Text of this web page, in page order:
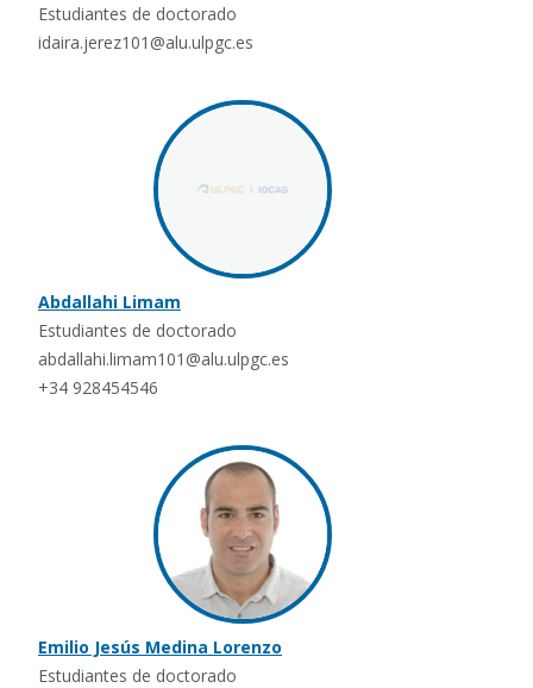
Estudiantes de doctorado
idaira.jerez101@alu.ulpgc.es
Abdallahi Limam
Estudiantes de doctorado
abdallahi.limam101@alu.ulpgc.es
+34 928454546
Emilio Jesús Medina Lorenzo
Estudiantes de doctorado